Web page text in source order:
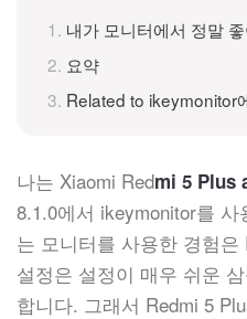
내가 모니터에서 정말 좋아하는 기능은 주변,
요약
Related to ikeymonitor
나는 Xiaomi Redmi 5 Plus
8.1.0에서 ikeymonitor를
는 모니터를 사용한 경험
설정은 설정이 매우 쉬운
합니다. 그래서 Redmi 5